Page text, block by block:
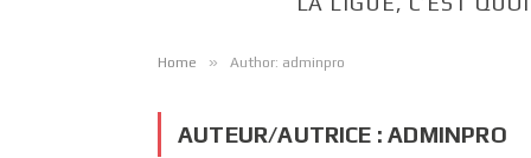
Home » Author: adminpro
AUTEUR/AUTRICE :ADMINPRO